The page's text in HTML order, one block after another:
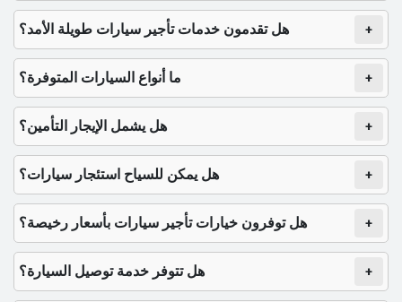
هل تقدمون خدمات تأجير سيارات طويلة الأمد؟ +
ما أنواع السيارات المتوفرة؟ +
هل يشمل الإيجار التأمين؟ +
هل يمكن للسياح استئجار سيارات؟ +
هل توفرون خيارات تأجير سيارات بأسعار رخيصة؟ +
هل تتوفر خدمة توصيل السيارة؟ +